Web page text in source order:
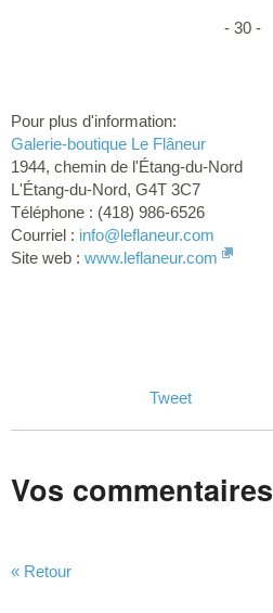
- 30 -
Pour plus d'information:
Galerie-boutique Le Flâneur
1944, chemin de l'Étang-du-Nord
L'Étang-du-Nord, G4T 3C7
Téléphone : (418) 986-6526
Courriel : info@leflaneur.com
Site web : www.leflaneur.com
Tweet
Vos commentaires
« Retour